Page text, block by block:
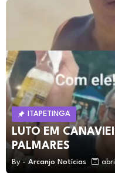
ITAPETINGA
LUTO EM
PALMARES
By - Arcanjo Notícias